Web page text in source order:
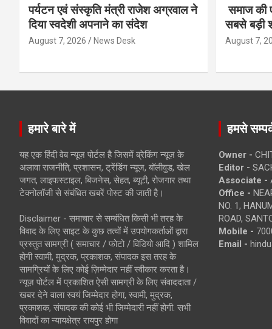
पर्यटन एवं संस्कृति मंत्री राजेश अग्रवाल ने
दिया स्वदेशी अपनाने का संदेश
August 7, 2026 News Desk
समाज की
सबसे बड़ी
August 7,
हमारे बारे में
यह एक हिंदी वेब न्यूज़ पोर्टल है जिसमें ब्रेकिंग न्यूज़ के
अलावा राजनीति, प्रशासन, ट्रेंडिंग न्यूज, बॉलीवुड, खेल
जगत, लाइफस्टाइल, बिजनेस, सेहत, ब्यूटी, रोजगार तथा
टेक्नोलॉजी से संबंधित खबरें पोस्ट की जाती है।
Disclaimer - समाचार से सम्बंधित किसी भी तरह के
विवाद के लिए साइट के कुछ तत्वों में उपयोगकर्ताओं द्वारा
प्रस्तुत सामग्री ( समाचार / फोटो / विडियो आदि ) शामिल
होगी स्वामी, मुद्रक, प्रकाशक, संपादक इस तरह के
सामग्रियों के लिए कोई ज़िम्मेदार नहीं स्वीकार करता है।
न्यूज़ पोर्टल में प्रकाशित ऐसी सामग्री के लिए संवाददाता /
खबर देने वाला स्वयं जिम्मेदार होगा, स्वामी, मुद्रक,
प्रकाशक, संपादक की कोई भी जिम्मेदारी नहीं होगी. सभी
विवादों का न्यायक्षेत्र रायपुर होगा
हमसे
Owner -
Editor -
Associate -
Office -
NO. 1,
ROAD,
Mobile -
Email -